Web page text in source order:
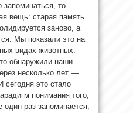
то
вещь: старая память
заново, а
Мы показали это на
видах животных.
обнаружили наши
несколько лет —
сегодня это стало
понимания того,
один раз запоминается,